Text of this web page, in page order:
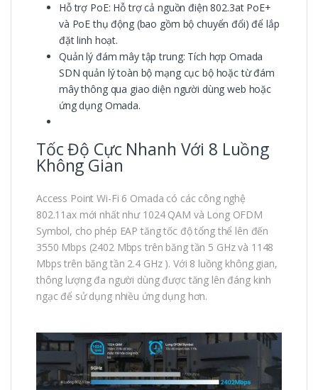
Hỗ trợ PoE: Hỗ trợ cả nguồn điện 802.3at PoE+
và PoE thụ động (bao gồm bộ chuyển đổi) để lắp
đặt linh hoạt.
Quản lý đám mây tập trung: Tích hợp Omada
SDN quản lý toàn bộ mạng cục bộ hoặc từ đám
mây thông qua giao diện người dùng web hoặc
ứng dụng Omada.
Tốc Độ Cực Nhanh Với 8 Luồng
Không Gian
Access Point Wi-Fi 6 Omada có các công nghệ
802.11ax mới nhất như 1024 QAM và Long OFDM
Symbol, cho phép EAP tăng tốc độ tổng thể lên đến
3550 Mbps (2402 Mbps trên băng tần 5 GHz và 1148
Mbps trên băng tần 2.4 GHz ). Với 8 luồng không gian,
thông lượng đa người dùng được tăng lên đáng kinh
ngạc để sử dụng nhiều ứng dụng hơn.